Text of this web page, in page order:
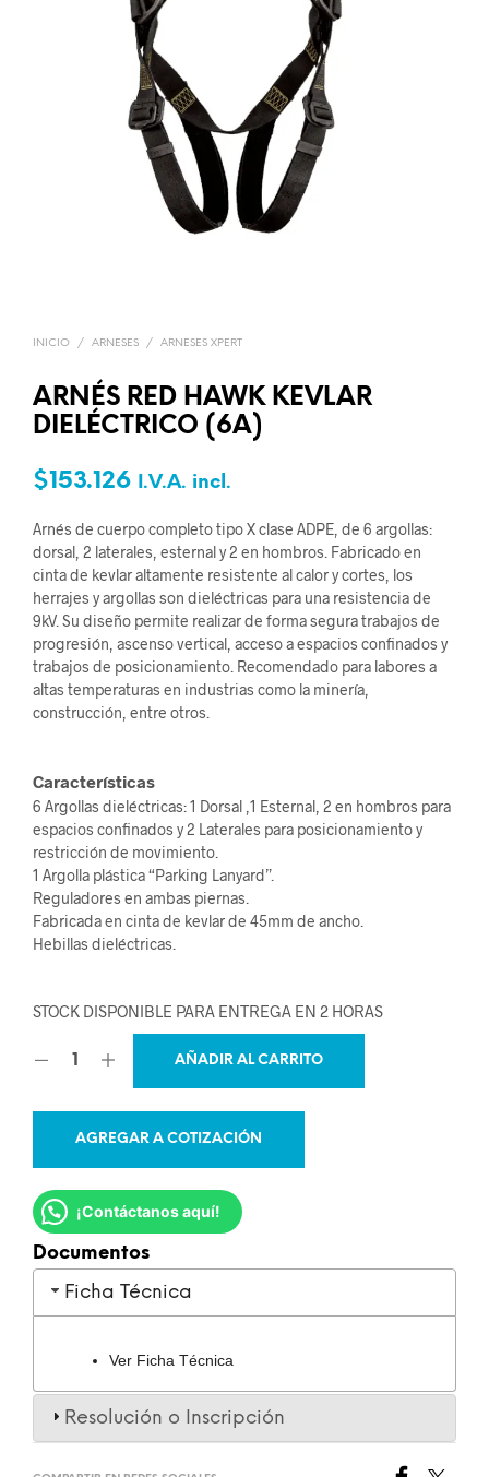
INICIO / ARNESES / ARNESES XPERT
ARNÉS RED HAWK KEVLAR
DIELÉCTRICO (6A)
$153.126 I.V.A. incl.
Arnés de cuerpo completo tipo X clase ADPE, de 6 argollas:
dorsal, 2 laterales, esternal y 2 en hombros. Fabricado en
cinta de kevlar altamente resistente al calor y cortes, los
herrajes y argollas son dieléctricas para una resistencia de
9kV. Su diseño permite realizar de forma segura trabajos de
progresión, ascenso vertical, acceso a espacios confinados y
trabajos de posicionamiento. Recomendado para labores a
altas temperaturas en industrias como la minería,
construcción, entre otros.
Características
6 Argollas dieléctricas: 1 Dorsal ,1 Esternal, 2 en hombros para
espacios confinados y 2 Laterales para posicionamiento y
restricción de movimiento.
1 Argolla plástica “Parking Lanyard”.
Reguladores en ambas piernas.
Fabricada en cinta de kevlar de 45mm de ancho.
Hebillas dieléctricas.
STOCK DISPONIBLE PARA ENTREGA EN 2 HORAS
AÑADIR AL CARRITO
AGREGAR A COTIZACIÓN
¡Contáctanos aquí!
Documentos
Ficha Técnica
Ver Ficha Técnica
Resolución o Inscripción